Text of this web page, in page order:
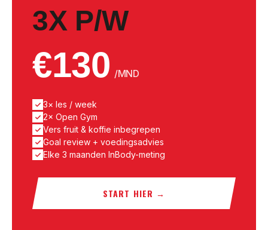
3X P/W
€130 /MND
3× les / week
2× Open Gym
Vers fruit & koffie inbegrepen
Goal review + voedingsadvies
Elke 3 maanden InBody-meting
START HIER →